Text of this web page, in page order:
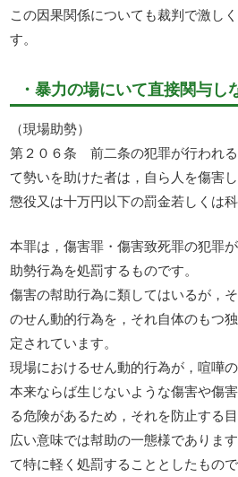
この因果関係についても裁判で激し
す。
・暴力の場にいて直接関与し
（現場助勢）
第２０６条 前二条の犯罪が行われ
て勢いを助けた者は，自ら人を傷害
懲役又は十万円以下の罰金若しくは科
本罪は，傷害罪・傷害致死罪の犯罪
助勢行為を処罰するものです。
傷害の幇助行為に類してはいるが，
のせん動的行為を，それ自体のもつ
定されています。
現場におけるせん動的行為が，喧嘩
本来ならば生じないような傷害や傷
る危険があるため，それを防止する目
広い意味では幇助の一態様でありま
て特に軽く処罰することとしたもので